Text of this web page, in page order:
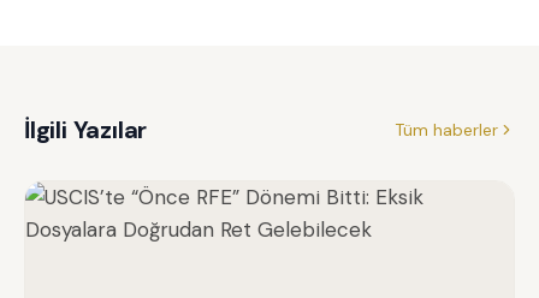
İlgili Yazılar Tüm haberler